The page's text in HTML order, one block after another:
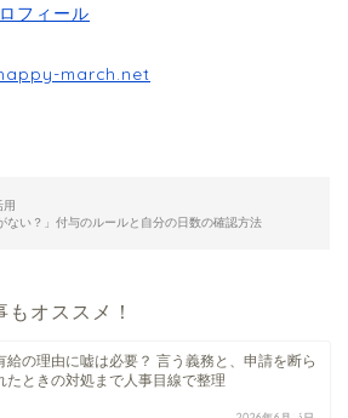
フィール
march.net
ない？」付与のルールと自分の日数の確認方法
オススメ！
給の理由に嘘は必要？ 言う義務と、申請を断ら
たときの対処まで人事目線で整理
サイトマップ